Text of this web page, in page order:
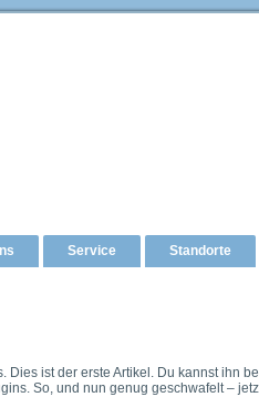
Service Standorte
Dies ist der erste Artikel. Du kannst ihn
So, und nun genug geschwafelt –